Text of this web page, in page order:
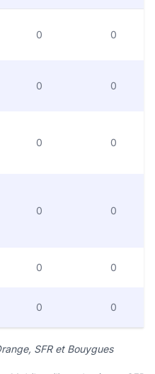
0 0
0 0
0 0
0 0
0 0
0 0
SFR et Bouygues